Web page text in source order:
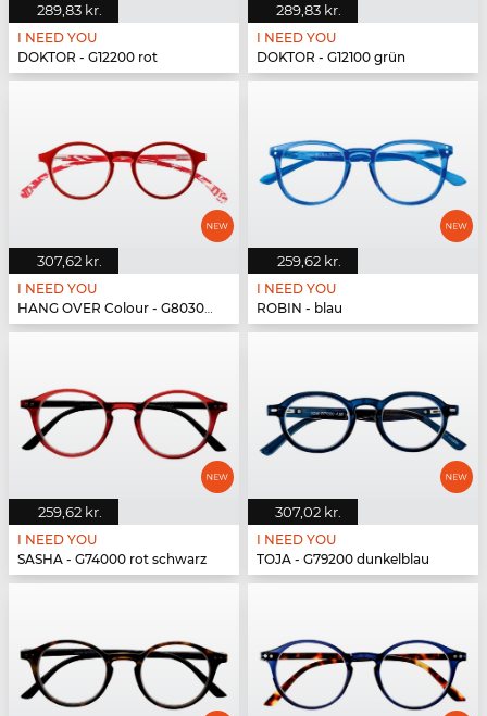
289,83 kr.
I NEED YOU
DOKTOR - G12200 rot
289,83 kr.
I NEED YOU
DOKTOR - G12100 grün
307,62 kr.
I NEED YOU
HANG OVER Colour - G80300 rot
259,62 kr.
I NEED YOU
ROBIN - blau
259,62 kr.
I NEED YOU
SASHA - G74000 rot schwarz
307,02 kr.
I NEED YOU
TOJA - G79200 dunkelblau